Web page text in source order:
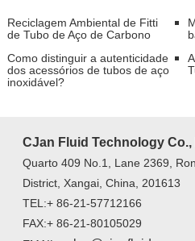
Reciclagem Ambiental de Fitti
de Tubo de Aço de Carbono
Como distinguir a autenticidade
dos acessórios de tubos de aço
inoxidável?
CJan Fluid Technology Co.,
Quarto 409 No.1, Lane 2369,
District, Xangai, China, 201613
TEL:+ 86-21-57712166
FAX:+ 86-21-80105029